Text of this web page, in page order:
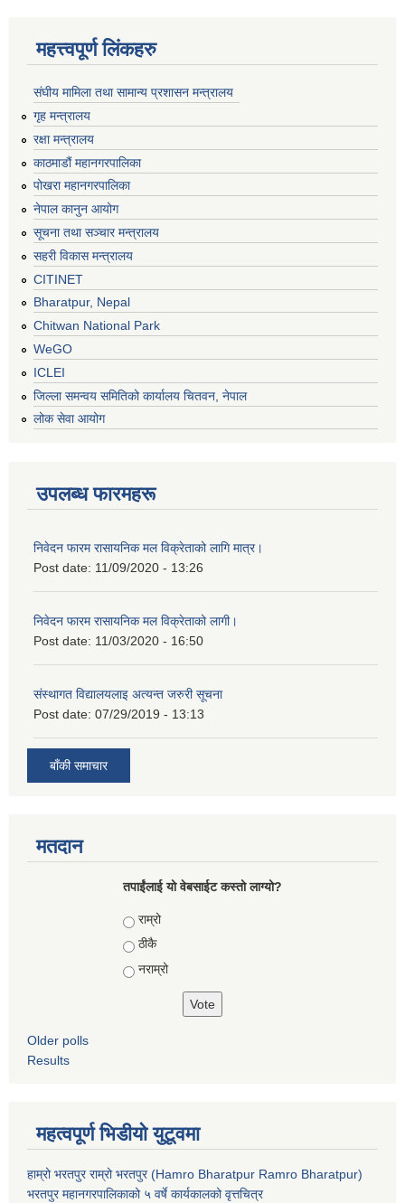
महत्त्वपूर्ण लिंकहरु
संघीय मामिला तथा सामान्य प्रशासन मन्त्रालय
गृह मन्त्रालय
रक्षा मन्त्रालय
काठमाडौं महानगरपालिका
पोखरा महानगरपालिका
नेपाल कानुन आयोग
सूचना तथा सञ्चार मन्त्रालय
सहरी विकास मन्त्रालय
CITINET
Bharatpur, Nepal
Chitwan National Park
WeGO
ICLEI
जिल्ला समन्वय समितिको कार्यालय चितवन, नेपाल
लोक सेवा आयोग
उपलब्ध फारमहरू
निवेदन फारम रासायनिक मल विक्रेताको लागि मात्र।
Post date: 11/09/2020 - 13:26
निवेदन फारम रासायनिक मल विक्रेताको लागी।
Post date: 11/03/2020 - 16:50
संस्थागत विद्यालयलाइ अत्यन्त जरुरी सूचना
Post date: 07/29/2019 - 13:13
बाँकी समाचार
मतदान
तपाईंलाई यो वेबसाईट कस्तो लाग्यो?
Choices
राम्रो
ठीकै
नराम्रो
Older polls
Results
महत्वपूर्ण भिडीयो युटूवमा
हाम्रो भरतपुर राम्रो भरतपुर (Hamro Bharatpur Ramro Bharatpur)
भरतपुर महानगरपालिकाको ५ वर्षे कार्यकालको वृत्तचित्र